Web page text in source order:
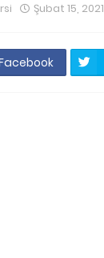
Şubat 15, 2021